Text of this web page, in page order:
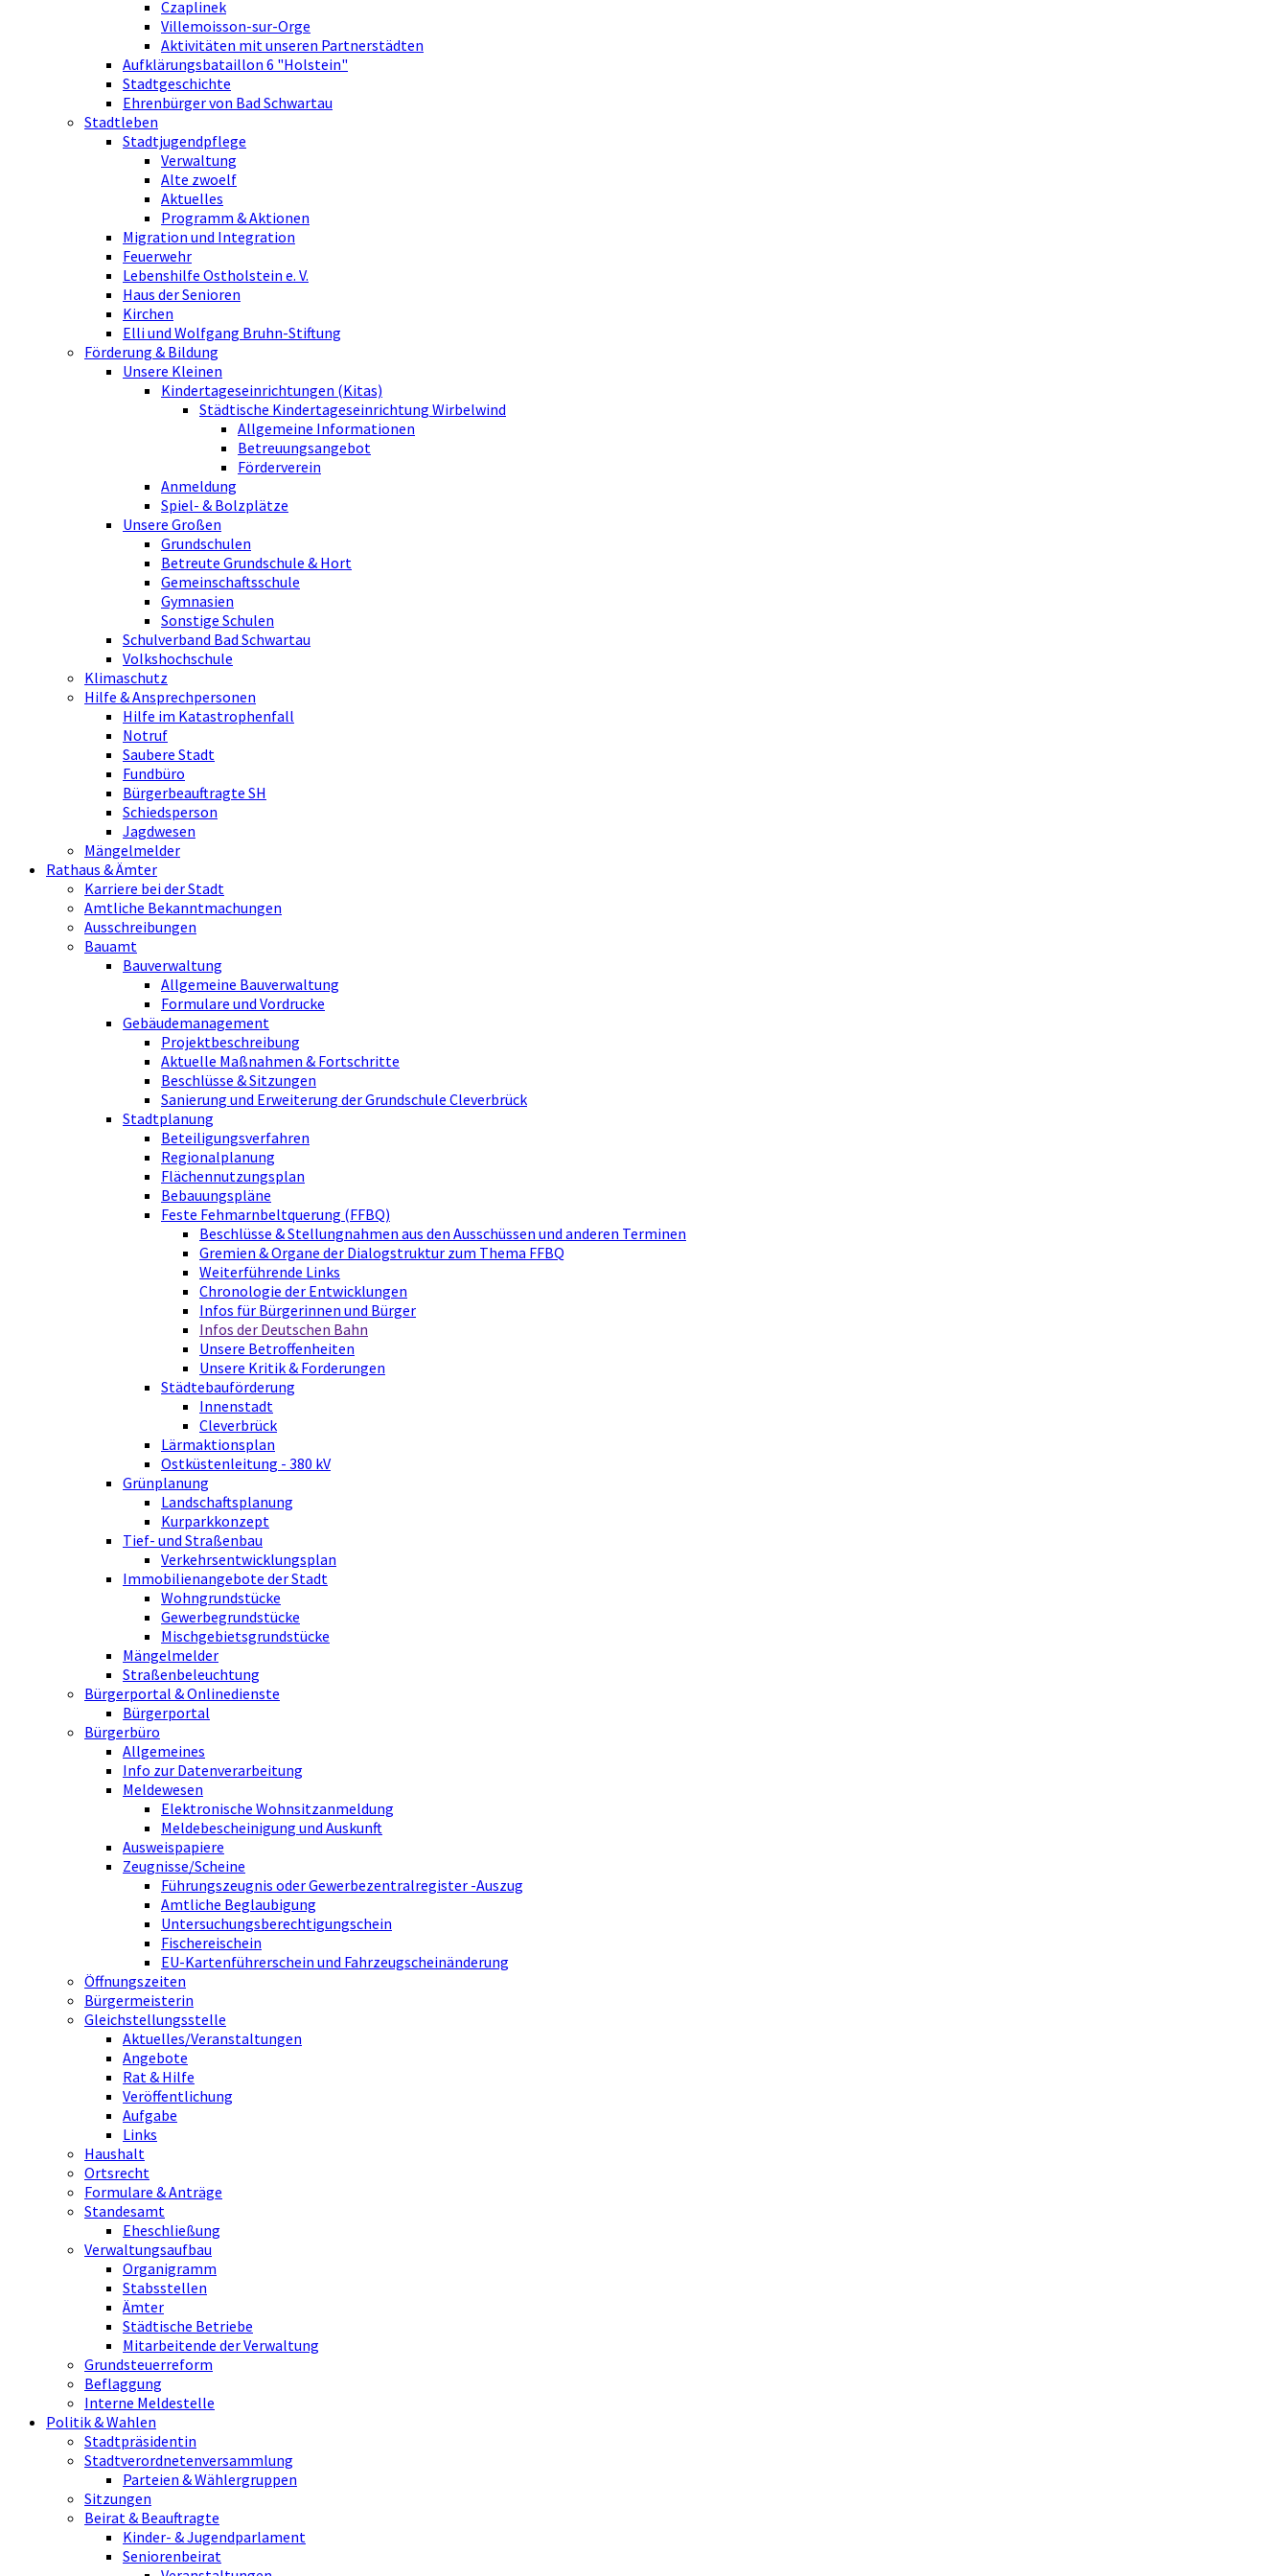
Czaplinek
Villemoisson-sur-Orge
Aktivitäten mit unseren Partnerstädten
Aufklärungsbataillon 6 "Holstein"
Stadtgeschichte
Ehrenbürger von Bad Schwartau
Stadtleben
Stadtjugendpflege
Verwaltung
Alte zwoelf
Aktuelles
Programm & Aktionen
Migration und Integration
Feuerwehr
Lebenshilfe Ostholstein e. V.
Haus der Senioren
Kirchen
Elli und Wolfgang Bruhn-Stiftung
Förderung & Bildung
Unsere Kleinen
Kindertageseinrichtungen (Kitas)
Städtische Kindertageseinrichtung Wirbelwind
Allgemeine Informationen
Betreuungsangebot
Förderverein
Anmeldung
Spiel- & Bolzplätze
Unsere Großen
Grundschulen
Betreute Grundschule & Hort
Gemeinschaftsschule
Gymnasien
Sonstige Schulen
Schulverband Bad Schwartau
Volkshochschule
Klimaschutz
Hilfe & Ansprechpersonen
Hilfe im Katastrophenfall
Notruf
Saubere Stadt
Fundbüro
Bürgerbeauftragte SH
Schiedsperson
Jagdwesen
Mängelmelder
Rathaus & Ämter
Karriere bei der Stadt
Amtliche Bekanntmachungen
Ausschreibungen
Bauamt
Bauverwaltung
Allgemeine Bauverwaltung
Formulare und Vordrucke
Gebäudemanagement
Projektbeschreibung
Aktuelle Maßnahmen & Fortschritte
Beschlüsse & Sitzungen
Sanierung und Erweiterung der Grundschule Cleverbrück
Stadtplanung
Beteiligungsverfahren
Regionalplanung
Flächennutzungsplan
Bebauungspläne
Feste Fehmarnbeltquerung (FFBQ)
Beschlüsse & Stellungnahmen aus den Ausschüssen und anderen Terminen
Gremien & Organe der Dialogstruktur zum Thema FFBQ
Weiterführende Links
Chronologie der Entwicklungen
Infos für Bürgerinnen und Bürger
Infos der Deutschen Bahn
Unsere Betroffenheiten
Unsere Kritik & Forderungen
Städtebauförderung
Innenstadt
Cleverbrück
Lärmaktionsplan
Ostküstenleitung - 380 kV
Grünplanung
Landschaftsplanung
Kurparkkonzept
Tief- und Straßenbau
Verkehrsentwicklungsplan
Immobilienangebote der Stadt
Wohngrundstücke
Gewerbegrundstücke
Mischgebietsgrundstücke
Mängelmelder
Straßenbeleuchtung
Bürgerportal & Onlinedienste
Bürgerportal
Bürgerbüro
Allgemeines
Info zur Datenverarbeitung
Meldewesen
Elektronische Wohnsitzanmeldung
Meldebescheinigung und Auskunft
Ausweispapiere
Zeugnisse/Scheine
Führungszeugnis oder Gewerbezentralregister -Auszug
Amtliche Beglaubigung
Untersuchungsberechtigungschein
Fischereischein
EU-Kartenführerschein und Fahrzeugscheinänderung
Öffnungszeiten
Bürgermeisterin
Gleichstellungsstelle
Aktuelles/Veranstaltungen
Angebote
Rat & Hilfe
Veröffentlichung
Aufgabe
Links
Haushalt
Ortsrecht
Formulare & Anträge
Standesamt
Eheschließung
Verwaltungsaufbau
Organigramm
Stabsstellen
Ämter
Städtische Betriebe
Mitarbeitende der Verwaltung
Grundsteuerreform
Beflaggung
Interne Meldestelle
Politik & Wahlen
Stadtpräsidentin
Stadtverordnetenversammlung
Parteien & Wählergruppen
Sitzungen
Beirat & Beauftragte
Kinder- & Jugendparlament
Seniorenbeirat